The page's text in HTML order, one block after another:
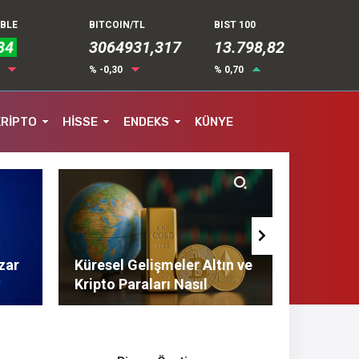
BITCOIN/TL
3064931,317
% -0,30
BIST 100
13.798,82
% 0,70
HİSSE ENDEKS KÜNYE
Küresel Gelişmeler Altın ve
Kripto Paraları Nasıl
Etkiliyor?